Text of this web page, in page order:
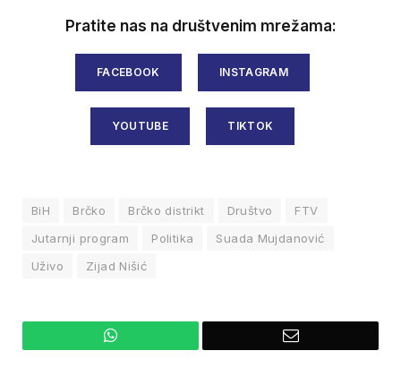
Pratite nas na društvenim mrežama:
FACEBOOK INSTAGRAM
YOUTUBE TIKTOK
BiH Brčko Brčko distrikt Društvo
FTV
Jutarnji program
Politika
Suada Mujdanović
Uživo
Zijad Nišić
WhatsApp Email